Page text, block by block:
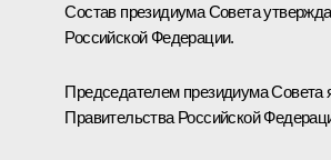
Состав президиума Совета
Российской Федерации.
Председателем президиума Совета
Правительства Российской